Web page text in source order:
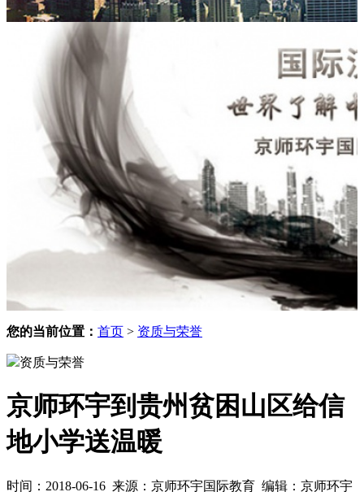
您的当前位置： 首页 > 资质与荣誉
资质与荣誉
京师环宇到贵州贫困山区给信
地小学送温暖
时间：2018-06-16 来源： 京师环宇国际教育 编辑： 京师环宇